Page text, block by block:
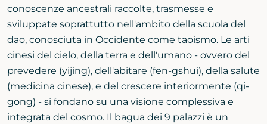
conoscenze ancestrali raccolte, trasmesse e
sviluppate soprattutto nell'ambito della scuola del
dao, conosciuta in Occidente come taoismo. Le arti
cinesi del cielo, della terra e dell'umano - ovvero del
prevedere (yijing), dell'abitare (fen-gshui), della salute
(medicina cinese), e del crescere interiormente (qi-
gong) - si fondano su una visione complessiva e
integrata del cosmo. Il bagua dei 9 palazzi è un